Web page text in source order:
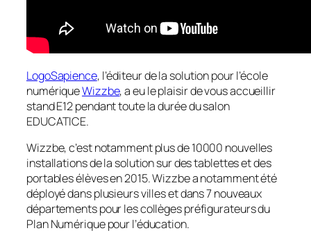
LogoSapience, l’éditeur de la solution pour l’école
numériqueWizzbe, a eu le plaisir de vous accueillir
stand E12 pendant toute la durée du salon
EDUCATICE.
Wizzbe, c’est notamment plus de 10000 nouvelles
installations de la solution sur des tablettes et des
portables élèves en 2015. Wizzbe a notamment été
déployé dans plusieurs villes et dans 7 nouveaux
départements pour les collèges préfigurateurs du
Plan Numérique pour l’éducation.